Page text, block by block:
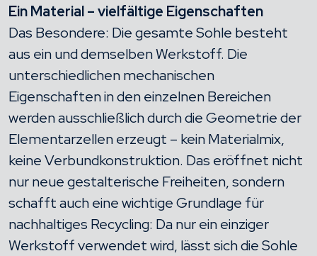
Ein Material – vielfältige Eigenschaften
Das Besondere: Die gesamte Sohle besteht
aus ein und demselben Werkstoff. Die
unterschiedlichen mechanischen
Eigenschaften in den einzelnen Bereichen
werden ausschließlich durch die Geometrie der
Elementarzellen erzeugt – kein Materialmix,
keine Verbundkonstruktion. Das eröffnet nicht
nur neue gestalterische Freiheiten, sondern
schafft auch eine wichtige Grundlage für
nachhaltiges Recycling: Da nur ein einziger
Werkstoff verwendet wird, lässt sich die Sohle